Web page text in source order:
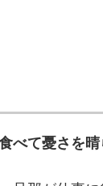
べて憂さを晴